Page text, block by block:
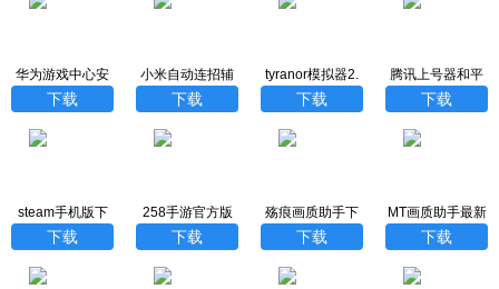
华为游戏中心安
装
下载
小米自动连招辅
助器最新版
下载
tyranor模拟器2.
3.3版
下载
腾讯上号器和平
精英
下载
steam手机版下
载官方正版
下载
258手游官方版
下载
殇痕画质助手下
载安卓版
下载
MT画质助手最新
版下载
下载